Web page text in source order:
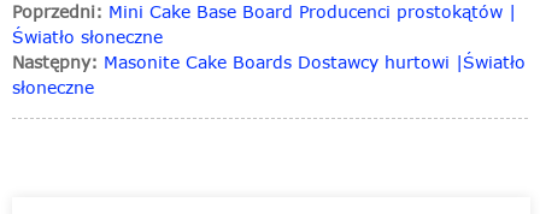
Poprzedni: Mini Cake Base Board Producenci prostokątów |
Światło słoneczne
Następny: Masonite Cake Boards Dostawcy hurtowi |Światło
słoneczne